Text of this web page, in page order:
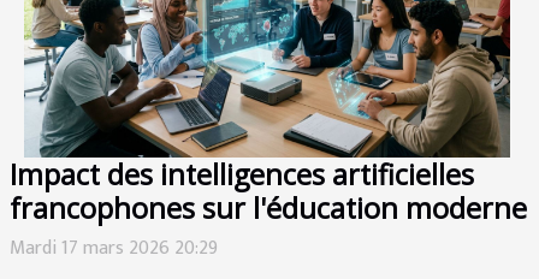
Impact des intelligences artificielles
francophones sur l'éducation moderne
Mardi 17 mars 2026 20:29